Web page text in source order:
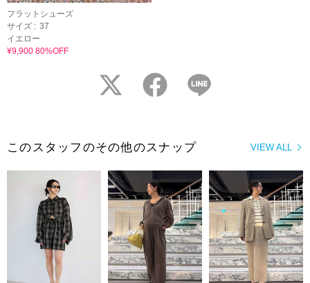
フラットシューズ
サイズ : 37
イエロー
¥9,900 80%OFF
twitter facebook
VIEW ALL
このスタッフのその他のスナップ